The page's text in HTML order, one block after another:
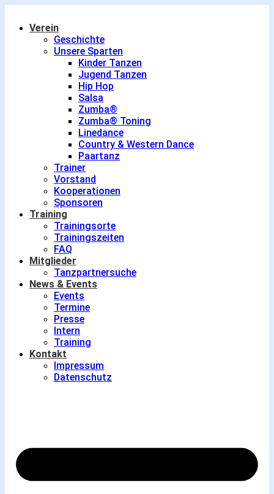
Verein
Geschichte
Unsere Sparten
Kinder Tanzen
Jugend Tanzen
Hip Hop
Salsa
Zumba®
Zumba® Toning
Linedance
Country & Western Dance
Paartanz
Trainer
Vorstand
Kooperationen
Sponsoren
Training
Trainingsorte
Trainingszeiten
FAQ
Mitglieder
Tanzpartnersuche
News & Events
Events
Termine
Presse
Intern
Training
Kontakt
Impressum
Datenschutz